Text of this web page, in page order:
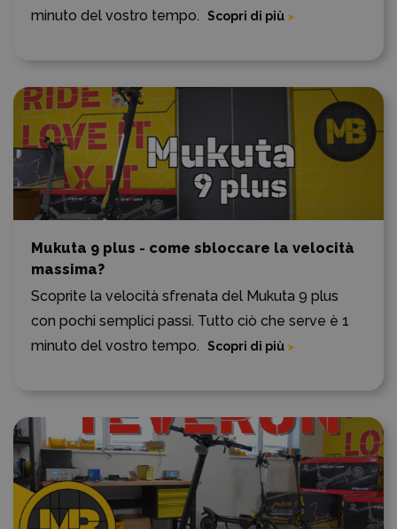
minuto del vostro tempo.
Scopri di più
Mukuta 9 plus - come sbloccare la velocità
massima?
Scoprite la velocità sfrenata del Mukuta 9 plus
con pochi semplici passi. Tutto ciò che serve è 1
minuto del vostro tempo.
Scopri di più